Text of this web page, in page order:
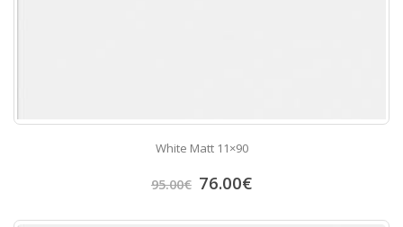
White Matt 11×90
95.00€ 76.00€